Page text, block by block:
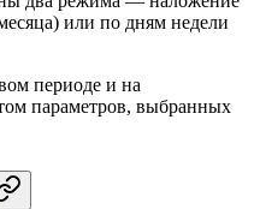
или по дням недели
периоде и на
параметров, выбранных